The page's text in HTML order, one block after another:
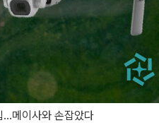
…메이사와 손잡았다